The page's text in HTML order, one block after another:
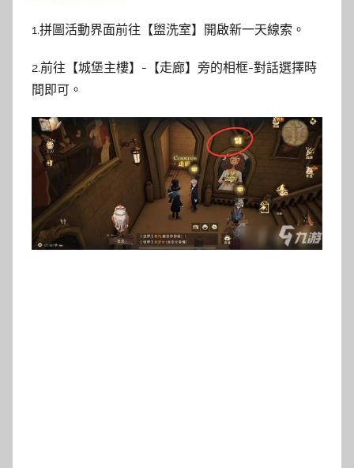
1.拼圖活動界面前往【盥洗室】開啟新一天線索。
2.前往【城堡主樓】-【走廊】旁的相框-對話選擇時
間即可。